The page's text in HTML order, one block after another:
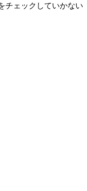
チェックしていかない